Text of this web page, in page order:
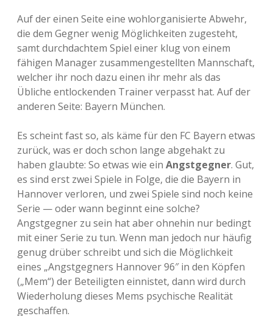
Auf der einen Seite eine wohlorganisierte Abwehr,
die dem Gegner wenig Möglichkeiten zugesteht,
samt durchdachtem Spiel einer klug von einem
fähigen Manager zusammengestellten Mannschaft,
welcher ihr noch dazu einen ihr mehr als das
Übliche entlockenden Trainer verpasst hat. Auf der
anderen Seite: Bayern München.
Es scheint fast so, als käme für den FC Bayern etwas
zurück, was er doch schon lange abgehakt zu
haben glaubte: So etwas wie ein Angstgegner. Gut,
es sind erst zwei Spiele in Folge, die die Bayern in
Hannover verloren, und zwei Spiele sind noch keine
Serie — oder wann beginnt eine solche?
Angstgegner zu sein hat aber ohnehin nur bedingt
mit einer Serie zu tun. Wenn man jedoch nur häufig
genug drüber schreibt und sich die Möglichkeit
eines „Angstgegners Hannover 96″ in den Köpfen
(„Mem“) der Beteiligten einnistet, dann wird durch
Wiederholung dieses Mems psychische Realität
geschaffen.